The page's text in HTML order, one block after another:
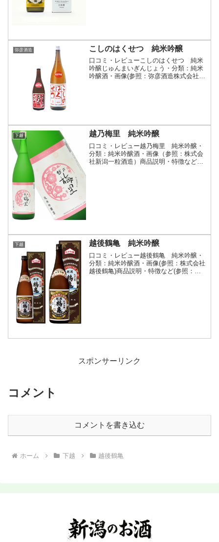
弥彦酒造 こしのはくせつ 純米吟醸
口コミ・レビューこしのはくせつ 純米
吟醸じゅんまいぎんじょう・分類：純米
吟醸酒・画像(参照：弥彦酒造株式会社)
下越 越乃梅里 純米吟醸
口コミ・レビュー越乃梅里 純米吟醸・
分類：純米吟醸酒・画像（参照：株式会
社新潟一粒酒造）商品説明・特徴など
下越 越後鶴亀 純米吟醸
口コミ・レビュー越後鶴亀 純米吟醸・
分類：純米吟醸酒・画像(参照：株式会社
越後鶴亀)商品説明・特徴など(参照：株
スポンサーリンク
コメント
コメントを書き込む
ホーム 下越 越後鶴亀